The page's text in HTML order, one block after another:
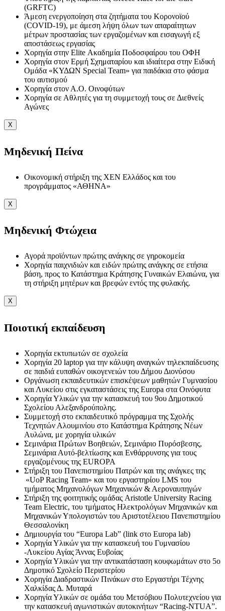
(GRFTC)
Άμεση ενεργοποίηση στα ζητήματα του Κορονοϊού
(COVID-19), με άμεση λήψη όλων των απαραίτητων
μέτρων προστασίας των εργαζομένων και εισαγωγή εξ
αποστάσεως εργασίας
Χορηγία στην Elite Ακαδημία Ποδοσφαίρου του ΟΦΗ
Χορηγία στον Ερμή Σχηματαρίου και ιδιαίτερα στην Ειδική
Ομάδα «ΚΥΔΩΝ Special Team» για παιδάκια στο φάσμα
του αυτισμού
Χορηγία στον Α.Ο. Οινοφύτων
Χορηγία σε Αθλητές για τη συμμετοχή τους σε Διεθνείς
Αγώνες
X
Μηδενική Πείνα
Οικονομική στήριξη της ΧΕΝ Ελλάδος και του
προγράμματος «ΑΘΗΝΑ»
X
Μηδενική Φτώχεια
Αγορά προϊόντων πρώτης ανάγκης σε γηροκομεία
Χορηγία παιχνιδιών και ειδών πρώτης ανάγκης σε ετήσια
βάση, προς το Κατάστημα Κράτησης Γυναικών Ελαιώνα, για
τη στήριξη μητέρων και βρεφών εντός της φυλακής.
X
Ποιοτική εκπαίδευση
Χορηγία εκτυπωτών σε σχολεία
Χορηγία 20 laptop για την κάλυψη αναγκών τηλεκπαίδευσης
σε παιδιά ευπαθών οικογενειών του Δήμου Διονύσου
Οργάνωση εκπαιδευτικών επισκέψεων μαθητών Γυμνασίου
και Λυκείου στις εγκαταστάσεις της Europa στα Οινόφυτα
Χορηγία Υλικών για την κατασκευή του 9ου Δημοτικού
Σχολείου Αλεξανδρούπολης.
Συμμετοχή στο εκπαιδευτικό πρόγραμμα της Σχολής
Τεχνητών Αλουμινίου στο Κατάστημα Κράτησης Νέων
Αυλώνα, με χορηγία υλικών
Σεμινάρια Πρώτων Βοηθειών, Σεμινάριο Πυρόσβεσης,
Σεμινάρια Αυτό-βελτίωσης και Ενθάρρυνσης για τους
εργαζομένους της EUROPA
Στήριξη του Πανεπιστημίου Πατρών και της ανάγκες της
«UoP Racing Team» και του εργαστηρίου LMS του
τμήματος Μηχανολόγων Μηχανικών & Αεροναυπηγών
Στήριξη της φοιτητικής ομάδας Aristotle University Racing
Team Electric, του τμήματος Ηλεκτρολόγων Μηχανικών και
Μηχανικών Υπολογιστών του Αριστοτέλειου Πανεπιστημίου
Θεσσαλονίκη
Δημιουργία του “Europa Lab” (link στο Europa lab)
Χορηγία Υλικών για την κατασκευή του Γυμνασίου
-Λυκείου Αγίας Άννας Ευβοίας
Χορηγία Υλικών για την αντικατάσταση κουφωμάτων στο 5ο
Δημοτικό Σχολείο Περιστερίου
Χορηγία Διαδραστικών Πινάκων στο Εργαστήρι Τέχνης
Χαλκίδας Δ. Μυταρά
Χορηγία Υλικών σε ομάδα του Μετσόβιου Πολυτεχνείου για
την κατασκευή αγωνιστικών αυτοκινήτων “Racing-NTUA”.